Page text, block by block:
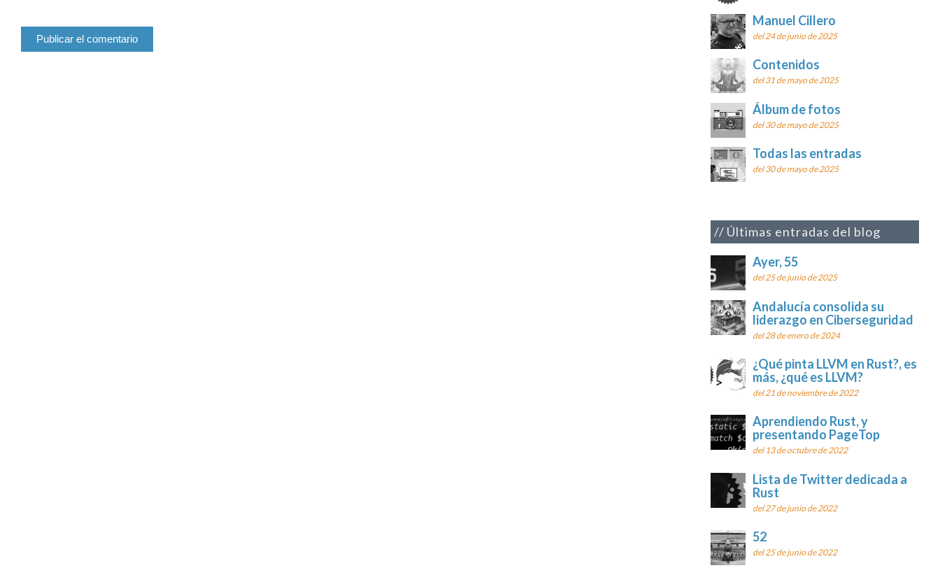
Manuel Cillero
del 24 de junio de 2025
Contenidos
del 31 de mayo de 2025
Álbum de fotos
del 30 de mayo de 2025
Todas las entradas
del 30 de mayo de 2025
Últimas entradas del blog
Ayer, 55
del 25 de junio de 2025
Andalucía consolida su
liderazgo en Ciberseguridad
del 28 de enero de 2024
¿Qué pinta LLVM en Rust?, es
más, ¿qué es LLVM?
del 21 de noviembre de 2022
Aprendiendo Rust, y
presentando PageTop
del 13 de octubre de 2022
Lista de Twitter dedicada a
Rust
del 27 de junio de 2022
52
del 25 de junio de 2022